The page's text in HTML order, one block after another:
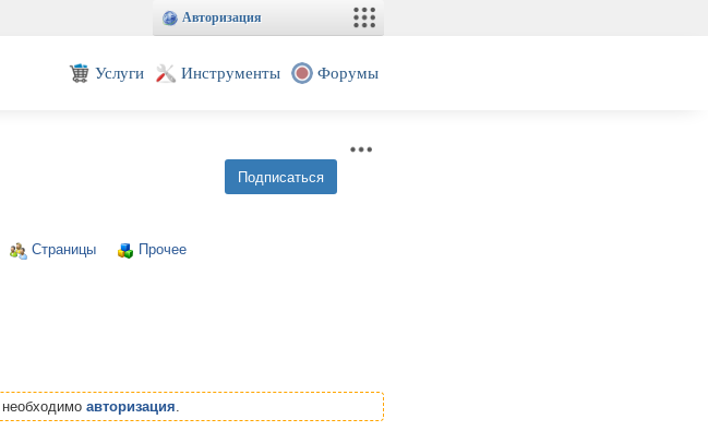
Авторизация
Услуги Инструменты Форумы
Страницы Прочее
авторизация.